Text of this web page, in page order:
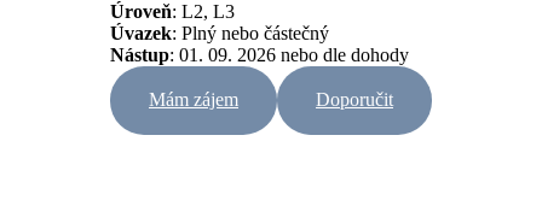
Úroveň: L2, L3
Úvazek: Plný nebo částečný
Nástup: 01. 09. 2026 nebo dle dohody
Mám zájem Doporučit